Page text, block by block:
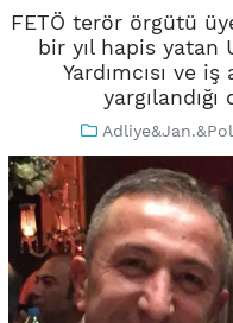
FETÖ terör örgütü
bir yıl hapis yatan
Yardımcısı ve